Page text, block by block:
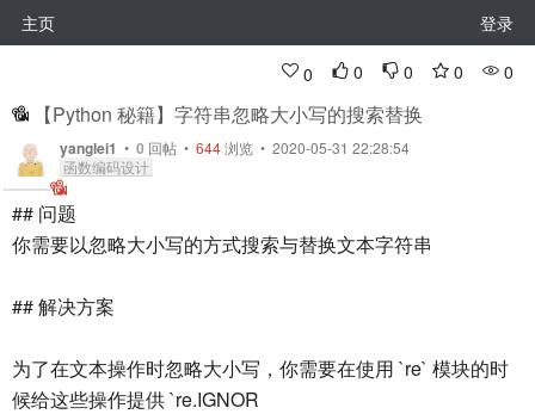
主页 登录
0 0 0 0 0
【Python 秘籍】字符串忽略大小写的搜索替换
yanglei1 • 0 回帖 • 644浏览 • 2020-05-31 22:28:54
函数编码设计
## 问题
你需要以忽略大小写的方式搜索与替换文本字符串
## 解决方案
为了在文本操作时忽略大小写，你需要在使用 `re` 模块的时
候给这些操作提供 `re.IGNOR